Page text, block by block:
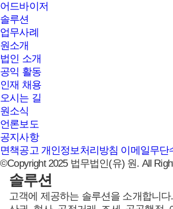
어드바이저
솔루션
업무사례
원소개
법인 소개
공익 활동
인재 채용
오시는 길
원소식
언론보도
공지사항
면책공고 개인정보처리방침 이메일무단
©Copyright 2025 법무법인(유) 원. All
솔루션
고객에 제공하는 솔루션을 소개합니